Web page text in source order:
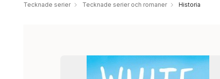
Tecknade serier Tecknade serier och romaner Historia